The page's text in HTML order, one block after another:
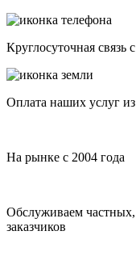
Круглосуточная
Оплата наших услуг
На рынке с 2004 года
Обслуживаем
заказчиков